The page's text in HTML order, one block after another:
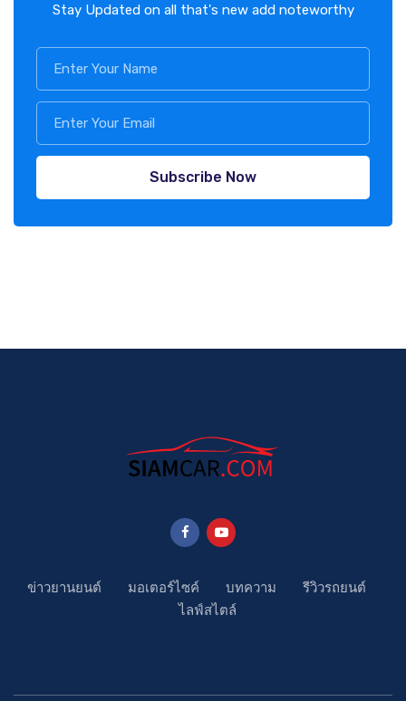
Stay Updated on all that's new add noteworthy
Subscribe Now
ข่าวยานยนต์ มอเตอร์ไซค์ บทความ
รีวิวรถยนต์
ไลฟ์สไตล์